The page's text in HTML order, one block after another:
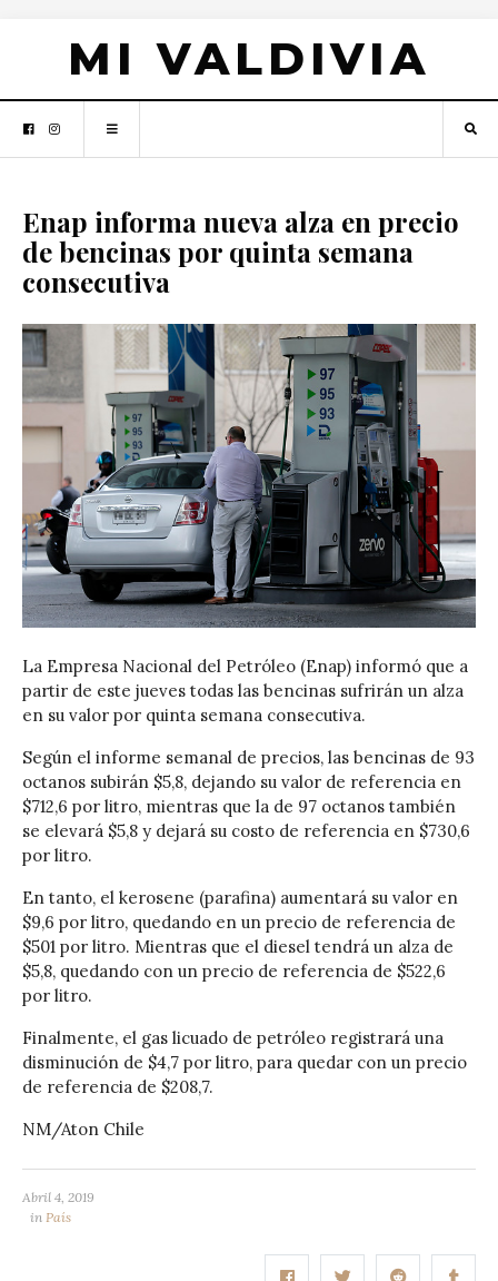
MI VALDIVIA
Enap informa nueva alza en precio
de bencinas por quinta semana
consecutiva
La Empresa Nacional del Petróleo (Enap) informó que a
partir de este jueves todas las bencinas sufrirán un alza
en su valor por quinta semana consecutiva.
Según el informe semanal de precios, las bencinas de 93
octanos subirán $5,8, dejando su valor de referencia en
$712,6 por litro, mientras que la de 97 octanos también
se elevará $5,8 y dejará su costo de referencia en $730,6
por litro.
En tanto, el kerosene (parafina) aumentará su valor en
$9,6 por litro, quedando en un precio de referencia de
$501 por litro. Mientras que el diesel tendrá un alza de
$5,8, quedando con un precio de referencia de $522,6
por litro.
Finalmente, el gas licuado de petróleo registrará una
disminución de $4,7 por litro, para quedar con un precio
de referencia de $208,7.
NM/Aton Chile
Abril 4, 2019
in País